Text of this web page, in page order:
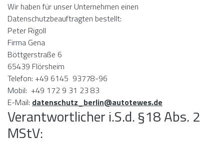
Wir haben für unser Unternehmen einen
Datenschutzbeauftragten bestellt:
Peter Rigoll
Firma Gena
Böttgerstraße 6
65439 Flörsheim
Telefon: +49 6145 93778-96
Mobil: +49 172 9 31 23 83
E-Mail: datenschutz_berlin@autotewes.de
Verantwortlicher i.S.d. §18 Abs. 2
MStV: